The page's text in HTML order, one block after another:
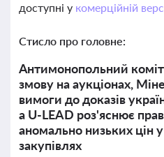
доступні у комерційній
Стисло про головне:
Антимонопольний
змову на аукціонах,
вимоги до доказів
а U-LEAD роз'яснює
аномально низьких цін
закупівлях